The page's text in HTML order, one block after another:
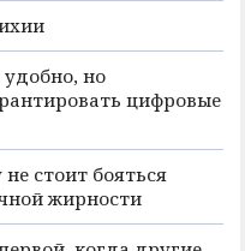
но
цифровые
стоит бояться
жирности